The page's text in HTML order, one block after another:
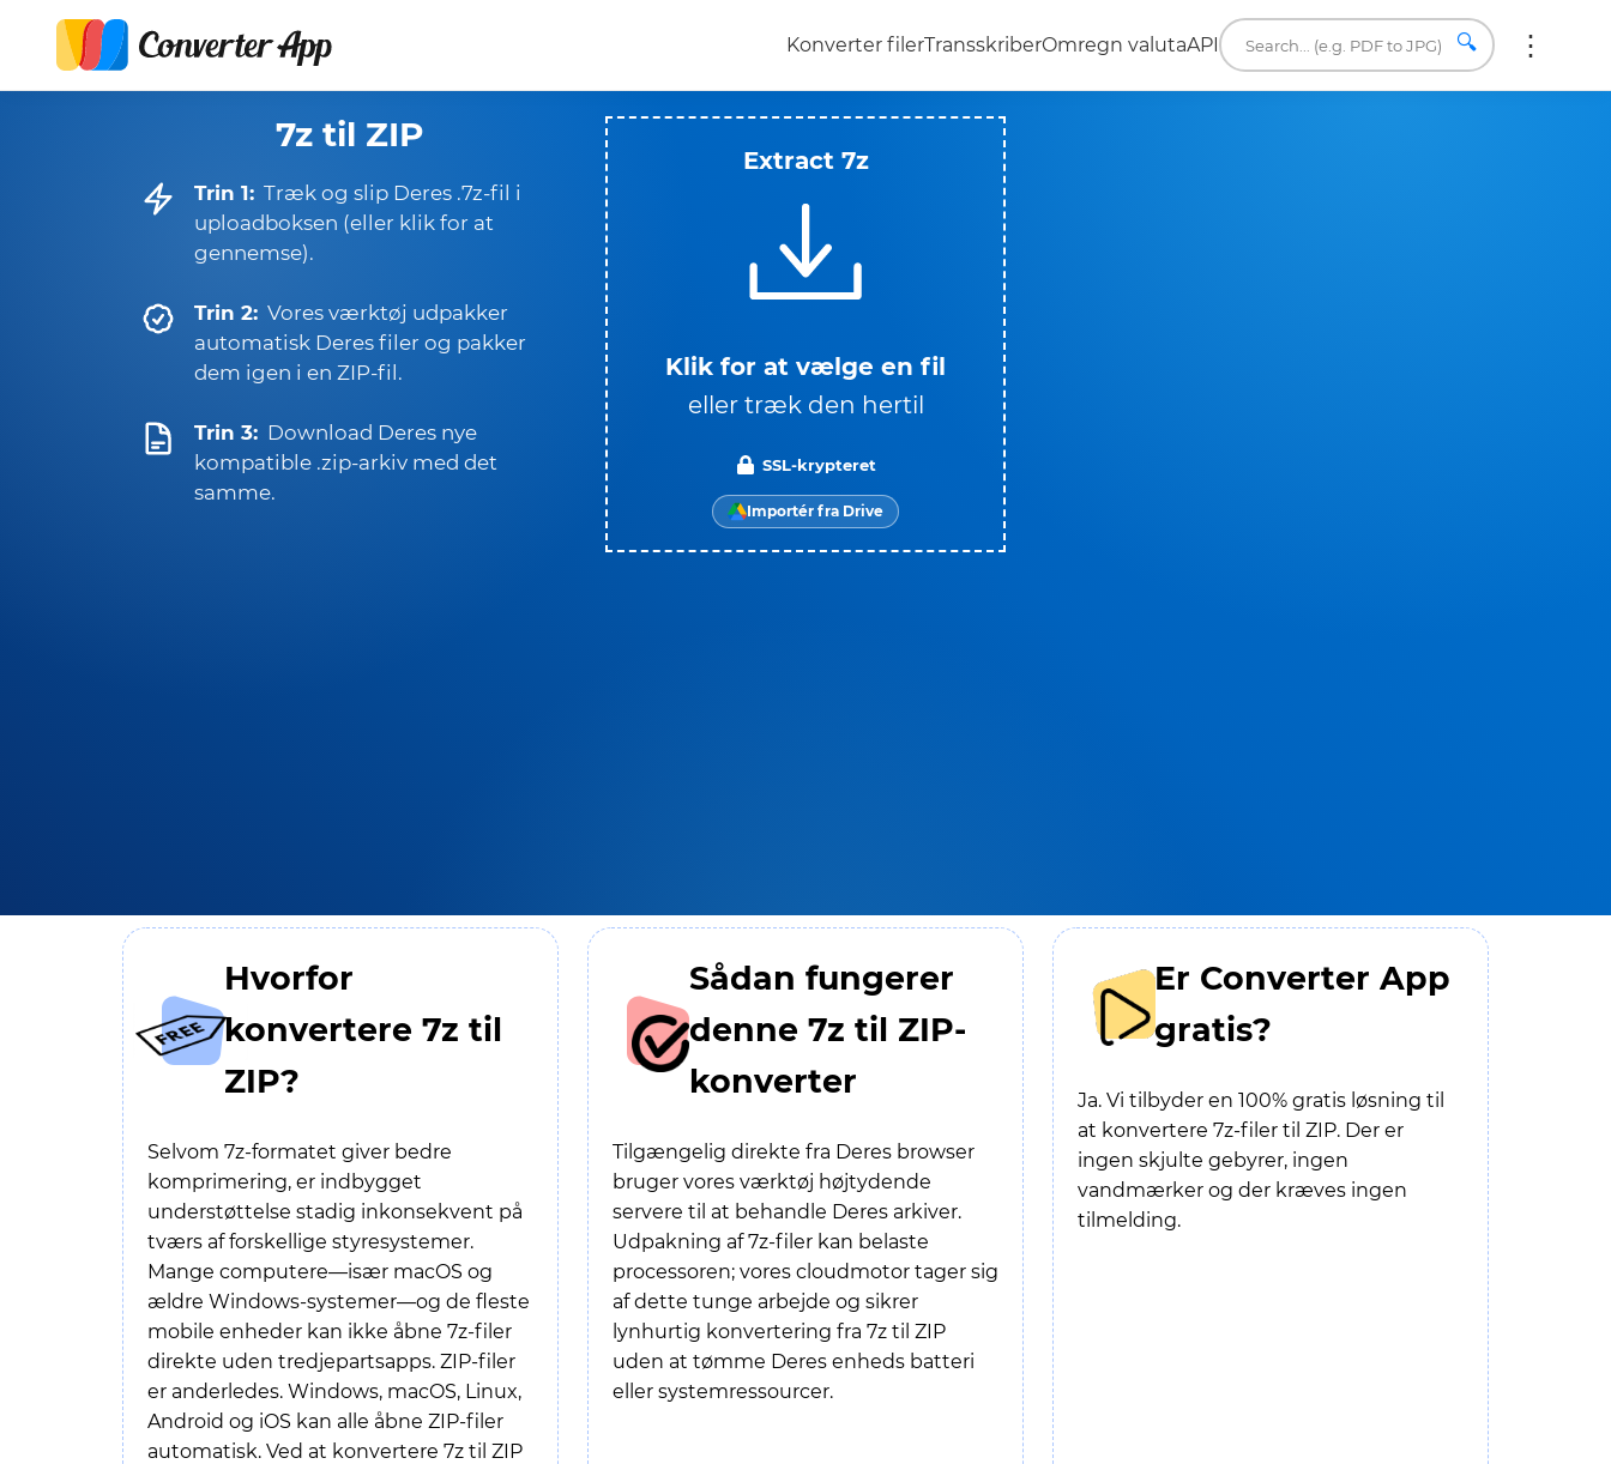
Konverter filerTransskriberOmregn valutaAPI 🔍
7z til ZIP
Trin 1: Træk og slip Deres .7z-fil i
uploadboksen (eller klik for at
gennemse).
Trin 2: Vores værktøj udpakker
automatisk Deres filer og pakker
dem igen i en ZIP-fil.
Trin 3: Download Deres nye
kompatible .zip-arkiv med det
samme.
Extract 7z
Klik for at vælge en fil
eller træk den hertil
SSL-krypteret
Importér fra Drive
Hvorfor
konvertere 7z til
ZIP?
Selvom 7z-formatet giver bedre
komprimering, er indbygget
understøttelse stadig inkonsekvent på
tværs af forskellige styresystemer.
Mange computere—især macOS og
ældre Windows-systemer—og de fleste
mobile enheder kan ikke åbne 7z-filer
direkte uden tredjepartsapps. ZIP-filer
er anderledes. Windows, macOS, Linux,
Android og iOS kan alle åbne ZIP-filer
automatisk. Ved at konvertere 7z til ZIP
Sådan fungerer
denne 7z til ZIP-
konverter
Tilgængelig direkte fra Deres browser
bruger vores værktøj højtydende
servere til at behandle Deres arkiver.
Udpakning af 7z-filer kan belaste
processoren; vores cloudmotor tager sig
af dette tunge arbejde og sikrer
lynhurtig konvertering fra 7z til ZIP
uden at tømme Deres enheds batteri
eller systemressourcer.
Er Converter App
gratis?
Ja. Vi tilbyder en 100% gratis løsning til
at konvertere 7z-filer til ZIP. Der er
ingen skjulte gebyrer, ingen
vandmærker og der kræves ingen
tilmelding.